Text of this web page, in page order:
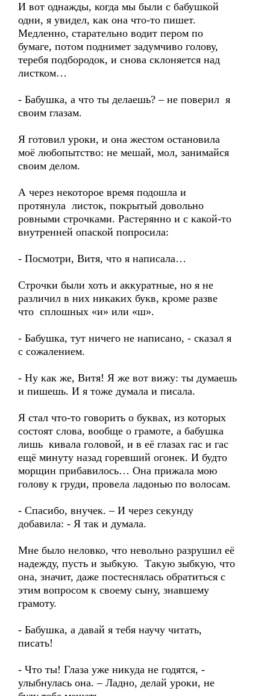
И вот однажды, когда мы были с бабушкой
одни, я увидел, как она что-то пишет.
Медленно, старательно водит пером по
бумаге, потом поднимет задумчиво голову,
теребя подбородок, и снова склоняется над
листком…
- Бабушка, а что ты делаешь? – не поверил я
своим глазам.
Я готовил уроки, и она жестом остановила
моё любопытство: не мешай, мол, занимайся
своим делом.
А через некоторое время подошла и
протянула листок, покрытый довольно
ровными строчками. Растерянно и с какой-то
внутренней опаской попросила:
- Посмотри, Витя, что я написала…
Строчки были хоть и аккуратные, но я не
различил в них никаких букв, кроме разве
что сплошных «и» или «ш».
- Бабушка, тут ничего не написано, - сказал я
с сожалением.
- Ну как же, Витя! Я же вот вижу: ты думаешь
и пишешь. И я тоже думала и писала.
Я стал что-то говорить о буквах, из которых
состоят слова, вообще о грамоте, а бабушка
лишь кивала головой, и в её глазах гас и гас
ещё минуту назад горевший огонек. И будто
морщин прибавилось… Она прижала мою
голову к груди, провела ладонью по волосам.
- Спасибо, внучек. – И через секунду
добавила: - Я так и думала.
Мне было неловко, что невольно разрушил её
надежду, пусть и зыбкую. Такую зыбкую, что
она, значит, даже постеснялась обратиться с
этим вопросом к своему сыну, знавшему
грамоту.
- Бабушка, а давай я тебя научу читать,
писать!
- Что ты! Глаза уже никуда не годятся, -
улыбнулась она. – Ладно, делай уроки, не